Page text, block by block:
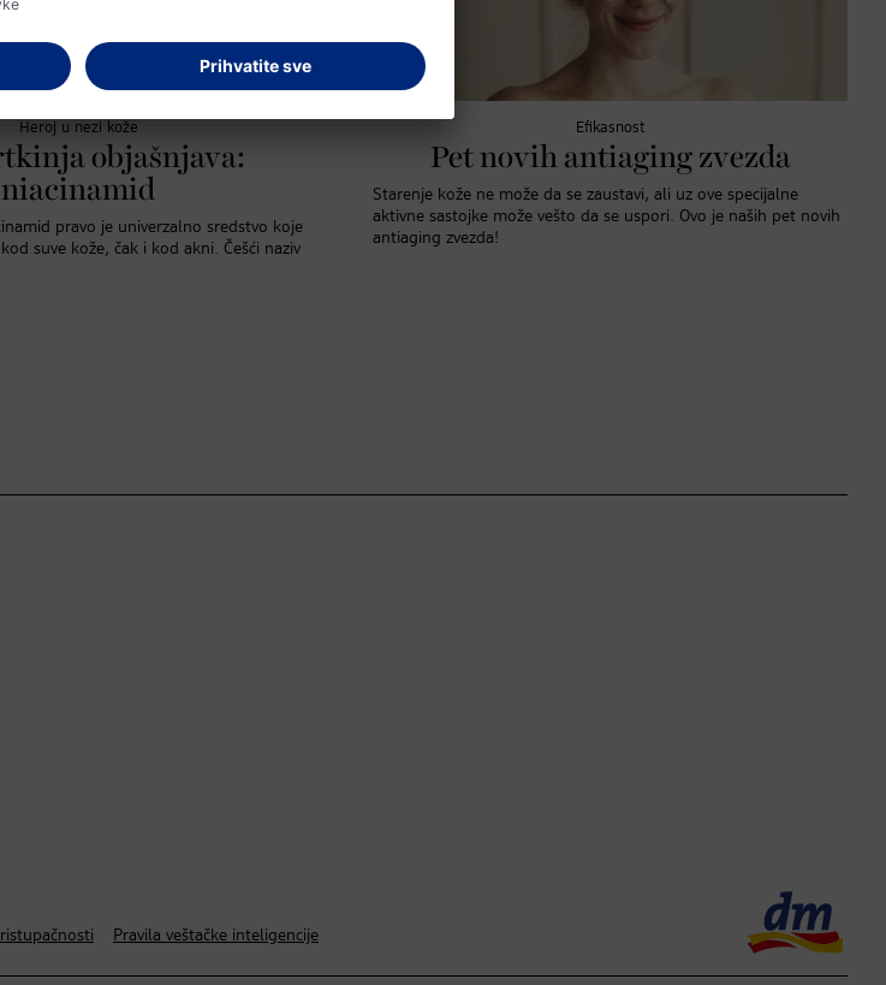
Heroj u nezi kože
objašnjava:
niacinamid
pravo je univerzalno sredstvo koje
suve kože, čak i kod akni. Češći naziv
Efikasnost
Pet novih antiaging zvezda
Starenje kože ne može da se zaustavi, ali uz ove specijalne
aktivne sastojke može vešto da se uspori. Ovo je naših pet novih
antiaging zvezda!
Pravila veštačke inteligencije